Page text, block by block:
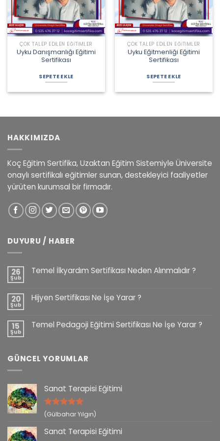
ÇOK TALEP EDILEN EĞITIMLER
Uyku Danışmanlığı Eğitimi
Sertifikası
fiyat:
4.800,00 ₺.
andaki
fiyat:
3.150,00 ₺.
SEPETE EKLE
ÇOK TALEP EDILEN EĞITIMLER
Uyku Eğitmenliği Eğitimi
Sertifikası
fiyat:
5.025,00 ₺.
andaki
fiyat:
3.100,00 ₺.
SEPETE EKLE
HAKKIMIZDA
Koç Eğitim Sertifika, Uzaktan Eğitim Sistemiyle Üniversite
onaylı sertifikalı eğitimler sunan, destekleyici faaliyetler
yürüten kurumsal bir firmadır.
DUYURU / HABER
26
Şub
Temel İlkyardım Sertifikası Neden Alınmalıdır ?
20
Şub
Hijyen Sertifikası Ne İşe Yarar ?
15
Şub
Temel Pedagoji Eğitimi Sertifikası Ne İşe Yarar ?
GÜNCEL YORUMLAR
Sanat Terapisi Eğitimi
5 üzerinden
(Gülbahar Yılgın)
Sanat Terapisi Eğitimi